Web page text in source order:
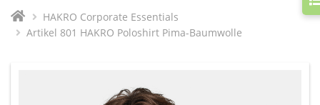
HAKRO Corporate Essentials
Artikel 801 HAKRO Poloshirt Pima-Baumwolle